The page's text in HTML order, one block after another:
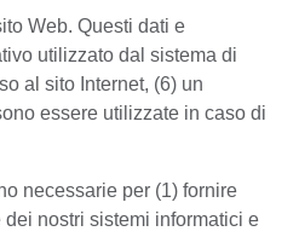
Web. Questi dati e
utilizzato dal sistema di
al sito Internet, (6) un
essere utilizzate in caso di
necessarie per (1) fornire
nostri sistemi informatici e